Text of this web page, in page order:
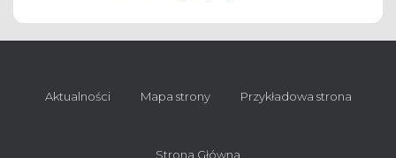
Aktualności Mapa strony Przykładowa strona
Strona Główna